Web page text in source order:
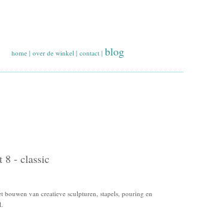
home | over de winkel | contact | blog
8 - classic
bouwen van creatieve sculpturen, stapels, pouring en